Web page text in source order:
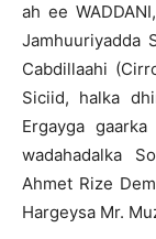
ah ee
Jamhuuriyadda
Cabdillaahi
Siciid, halka
Ergayga
wadahadalka
Ahmet Rize
Hargeysa Mr.